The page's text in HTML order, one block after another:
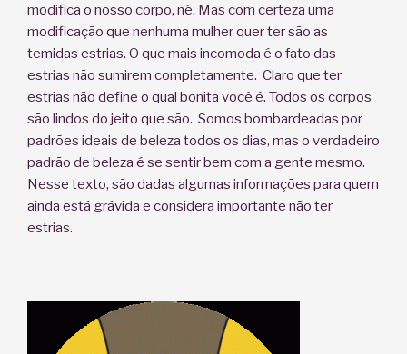
modifica o nosso corpo, né. Mas com certeza uma
modificação que nenhuma mulher quer ter são as
temidas estrias. O que mais incomoda é o fato das
estrias não sumirem completamente. Claro que ter
estrias não define o qual bonita você é. Todos os corpos
são lindos do jeito que são. Somos bombardeadas por
padrões ideais de beleza todos os dias, mas o verdadeiro
padrão de beleza é se sentir bem com a gente mesmo.
Nesse texto, são dadas algumas informações para quem
ainda está grávida e considera importante não ter
estrias.